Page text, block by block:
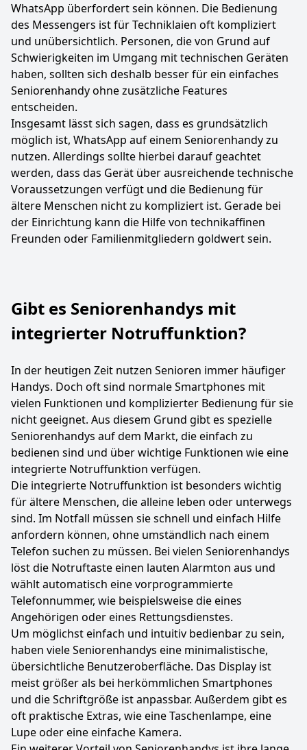
WhatsApp überfordert sein können. Die Bedienung
des Messengers ist für Techniklaien oft kompliziert
und unübersichtlich. Personen, die von Grund auf
Schwierigkeiten im Umgang mit technischen Geräten
haben, sollten sich deshalb besser für ein einfaches
Seniorenhandy ohne zusätzliche Features
entscheiden.
Insgesamt lässt sich sagen, dass es grundsätzlich
möglich ist, WhatsApp auf einem Seniorenhandy zu
nutzen. Allerdings sollte hierbei darauf geachtet
werden, dass das Gerät über ausreichende technische
Voraussetzungen verfügt und die Bedienung für
ältere Menschen nicht zu kompliziert ist. Gerade bei
der Einrichtung kann die Hilfe von technikaffinen
Freunden oder Familienmitgliedern goldwert sein.
Gibt es Seniorenhandys mit
integrierter Notruffunktion?
In der heutigen Zeit nutzen Senioren immer häufiger
Handys. Doch oft sind normale Smartphones mit
vielen Funktionen und komplizierter Bedienung für sie
nicht geeignet. Aus diesem Grund gibt es spezielle
Seniorenhandys auf dem Markt, die einfach zu
bedienen sind und über wichtige Funktionen wie eine
integrierte Notruffunktion verfügen.
Die integrierte Notruffunktion ist besonders wichtig
für ältere Menschen, die alleine leben oder unterwegs
sind. Im Notfall müssen sie schnell und einfach Hilfe
anfordern können, ohne umständlich nach einem
Telefon suchen zu müssen. Bei vielen Seniorenhandys
löst die Notruftaste einen lauten Alarmton aus und
wählt automatisch eine vorprogrammierte
Telefonnummer, wie beispielsweise die eines
Angehörigen oder eines Rettungsdienstes.
Um möglichst einfach und intuitiv bedienbar zu sein,
haben viele Seniorenhandys eine minimalistische,
übersichtliche Benutzeroberfläche. Das Display ist
meist größer als bei herkömmlichen Smartphones
und die Schriftgröße ist anpassbar. Außerdem gibt es
oft praktische Extras, wie eine Taschenlampe, eine
Lupe oder eine einfache Kamera.